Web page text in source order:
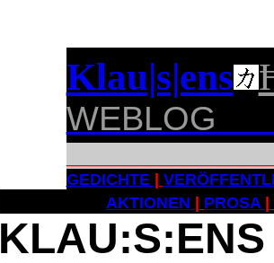
Klau|s|ens
GEDICHTE
AKTIONEN
PROSA
KLAU:S:ENS